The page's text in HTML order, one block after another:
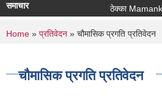
समाचार ठेक्का
You are here
Home » प्रतिवेदन » चौमासिक प्रगति प्रतिवेदन
चौमासिक प्रगति प्रतिवेदन